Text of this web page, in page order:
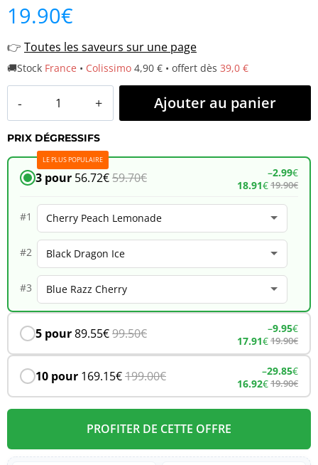
sur 5 basé
sur
client
19.90€
👉 Toutes les saveurs sur une page
🚚Stock France • Colissimo 4,90 € • offert dès 39,0 €
de
JNR
Whale
38K
Cherry
Peach
Lemonade
Ajouter au panier
PRIX DÉGRESSIFS
LE PLUS POPULAIRE
3 pour 56.72€59.70€ –2.99€
18.91€19.90€
#1
#2
#3
5 pour89.55€99.50€ –9.95€
17.91€19.90€
10 pour 169.15€199.00€ –29.85€
16.92€19.90€
PROFITER DE CETTE OFFRE